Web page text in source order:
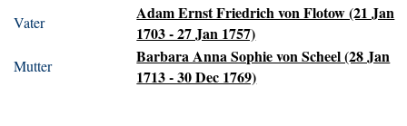
Vater
Adam Ernst Friedrich von Flotow (21 Jan
1703 - 27 Jan 1757)
Mutter
Barbara Anna Sophie von Scheel (28 Jan
1713 - 30 Dec 1769)